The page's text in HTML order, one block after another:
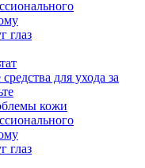
глаз
для ухода за
кожи
глаз